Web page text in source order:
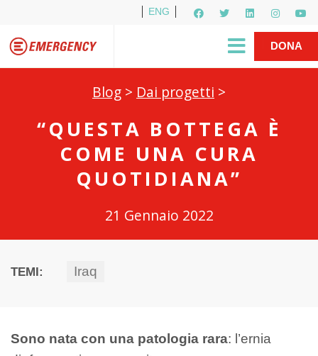
ENG
R1PUD1A
DONA
Blog > Dai progetti >
“QUESTA BOTTEGA È
COME UNA CURA
QUOTIDIANA”
21 Gennaio 2022
TEMI: Iraq
Sono nata con una patologia rara: l’ernia